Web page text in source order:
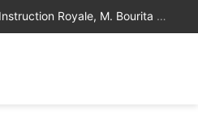
Accra : Sur Très Haute Instruction Royale, M. Bourita représente Sa Majesté le Roi au Sommet extraordinaire de l’UA sur l’élimination du Sida d’ici 2030